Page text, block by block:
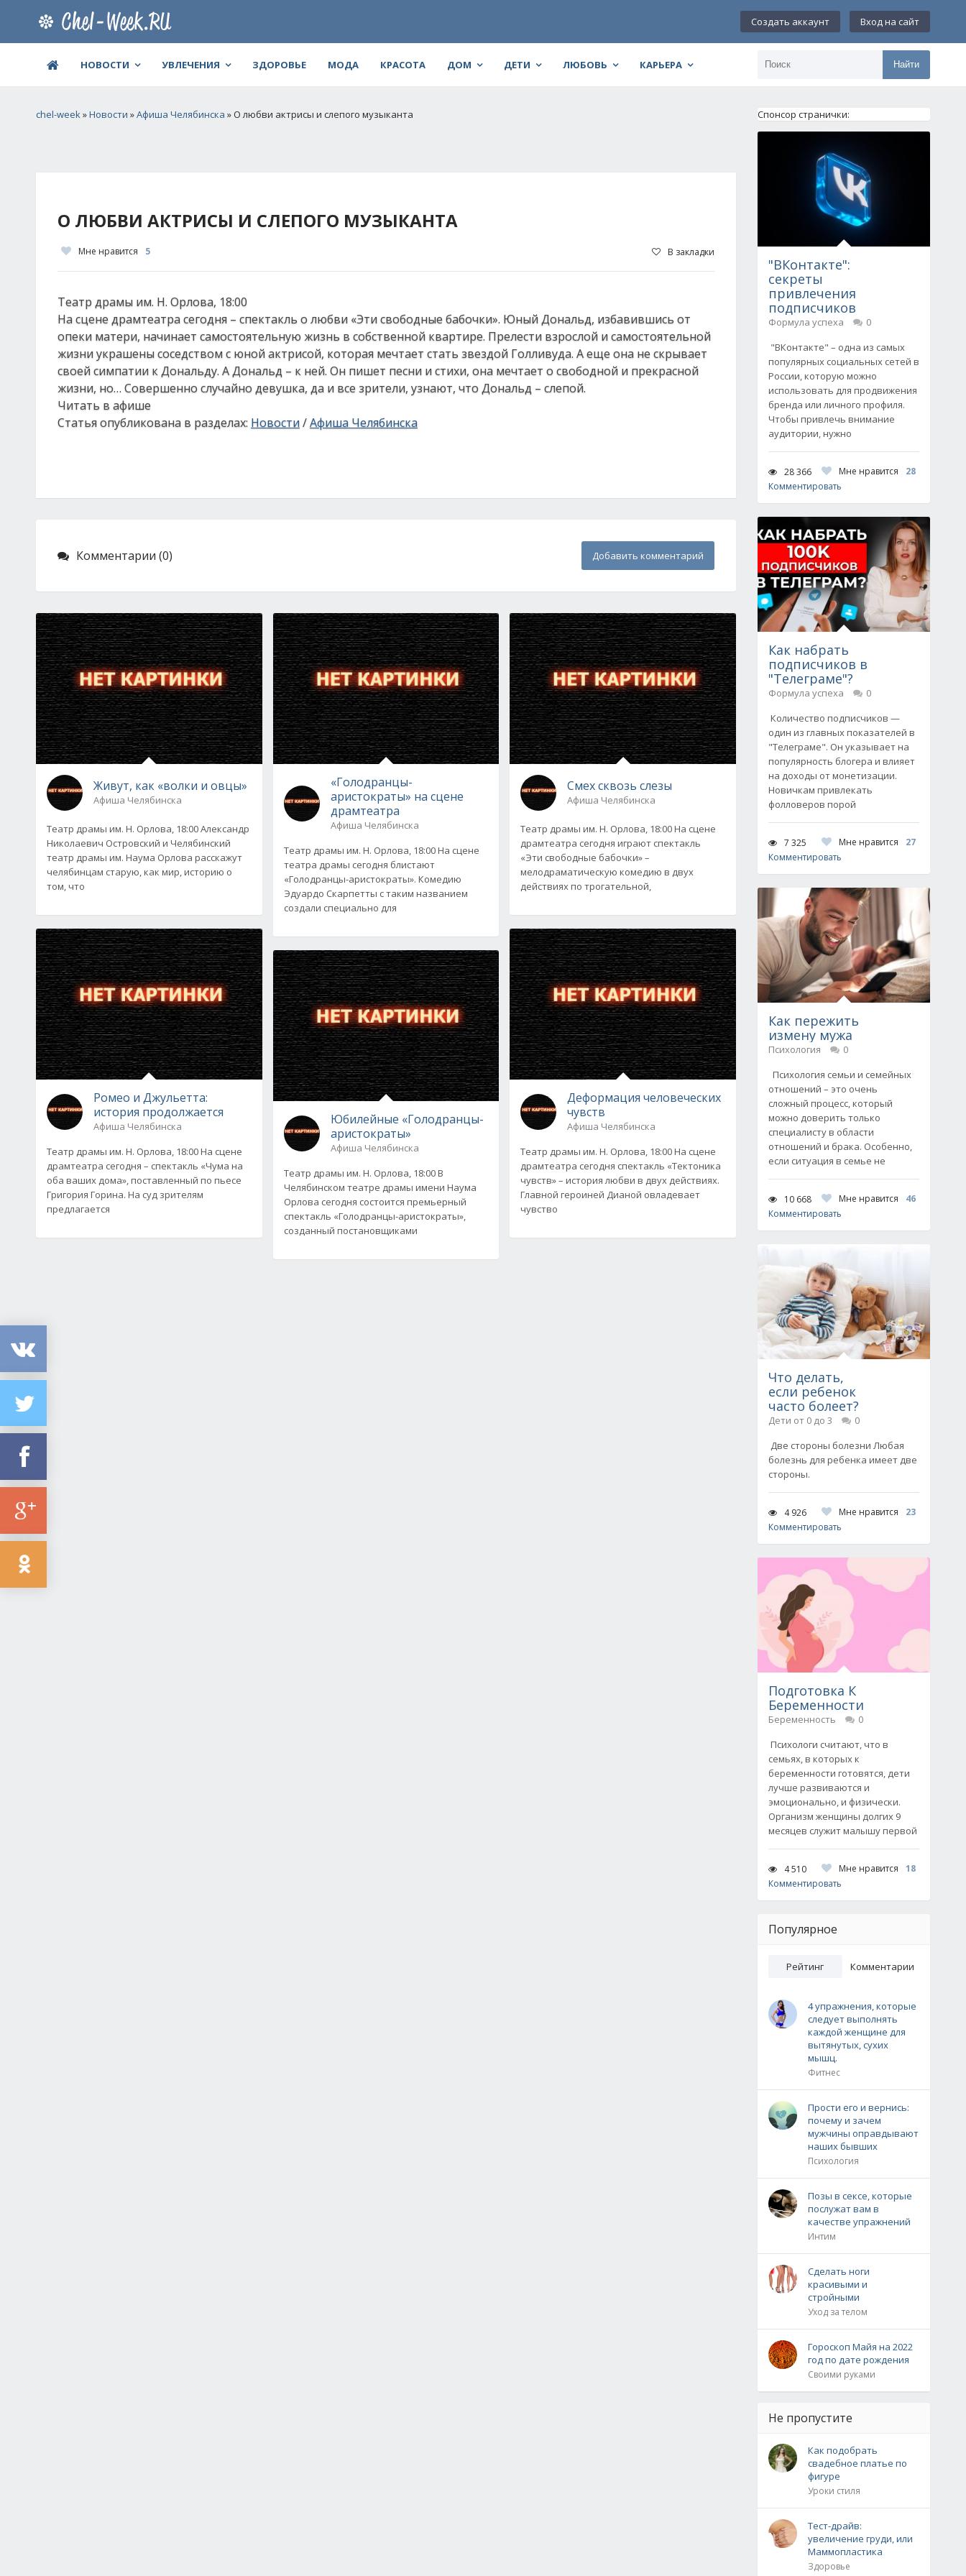
Создать аккаунт Вход на сайт
НОВОСТИ УВЛЕЧЕНИЯ ЗДОРОВЬЕ МОДА КРАСОТА ДОМ ДЕТИ ЛЮБОВЬ КАРЬЕРА Найти
chel-week»Новости »Афиша Челябинска » О любви актрисы и слепого музыканта
О ЛЮБВИ АКТРИСЫ И СЛЕПОГО МУЗЫКАНТА
Мне нравится 5 В закладки
Театр драмы им. Н. Орлова, 18:00
На сцене драмтеатра сегодня – спектакль о любви «Эти свободные бабочки». Юный Дональд, избавившись от
опеки матери, начинает самостоятельную жизнь в собственной квартире. Прелести взрослой и самостоятельной
жизни украшены соседством с юной актрисой, которая мечтает стать звездой Голливуда. А еще она не скрывает
своей симпатии к Дональду. А Дональд – к ней. Он пишет песни и стихи, она мечтает о свободной и прекрасной
жизни, но… Совершенно случайно девушка, да и все зрители, узнают, что Дональд – слепой.
Читать в афише
Статья опубликована в разделах: Новости/Афиша Челябинска
Комментарии (0) Добавить комментарий
Живут, как «волки и овцы»
Афиша Челябинска
Театр драмы им. Н. Орлова, 18:00 Александр
Николаевич Островский и Челябинский
театр драмы им. Наума Орлова расскажут
челябинцам старую, как мир, историю о
том, что
Ромео и Джульетта:
история продолжается
Афиша Челябинска
Театр драмы им. Н. Орлова, 18:00 На сцене
драмтеатра сегодня – спектакль «Чума на
оба ваших дома», поставленный по пьесе
Григория Горина. На суд зрителям
предлагается
«Голодранцы-
аристократы» на сцене
драмтеатра
Афиша Челябинска
Театр драмы им. Н. Орлова, 18:00 На сцене
театра драмы сегодня блистают
«Голодранцы-аристократы». Комедию
Эдуардо Скарпетты с таким названием
создали специально для
Юбилейные «Голодранцы-
аристократы»
Афиша Челябинска
Театр драмы им. Н. Орлова, 18:00 В
Челябинском театре драмы имени Наума
Орлова сегодня состоится премьерный
спектакль «Голодранцы-аристократы»,
созданный постановщиками
Смех сквозь слезы
Афиша Челябинска
Театр драмы им. Н. Орлова, 18:00 На сцене
драмтеатра сегодня играют спектакль
«Эти свободные бабочки» –
мелодраматическую комедию в двух
действиях по трогательной,
Деформация человеческих
чувств
Афиша Челябинска
Театр драмы им. Н. Орлова, 18:00 На сцене
драмтеатра сегодня спектакль «Тектоника
чувств» – история любви в двух действиях.
Главной героиней Дианой овладевает
чувство
Спонсор странички:
"ВКонтакте":
секреты
привлечения
подписчиков
Формула успеха
0
"ВКонтакте" – одна из самых
популярных социальных сетей в
России, которую можно
использовать для продвижения
бренда или личного профиля.
Чтобы привлечь внимание
аудитории, нужно
28 366 Мне нравится
28
Комментировать
Как набрать
подписчиков в
"Телеграме"?
Формула успеха
0
Количество подписчиков —
один из главных показателей в
"Телеграме". Он указывает на
популярность блогера и влияет
на доходы от монетизации.
Новичкам привлекать
фолловеров порой
7 325 Мне нравится
27
Комментировать
Как пережить
измену мужа
Психология
0
Психология семьи и семейных
отношений – это очень
сложный процесс, который
можно доверить только
специалисту в области
отношений и брака. Особенно,
если ситуация в семье не
10 668 Мне нравится
46
Комментировать
Что делать,
если ребенок
часто болеет?
Дети от 0 до 3
0
Две стороны болезни Любая
болезнь для ребенка имеет две
стороны.
4 926 Мне нравится
23
Комментировать
Подготовка К
Беременности
Беременность
0
Психологи считают, что в
семьях, в которых к
беременности готовятся, дети
лучше развиваются и
эмоционально, и физически.
Организм женщины долгих 9
месяцев служит малышу первой
4 510 Мне нравится
18
Комментировать
Популярное
Рейтинг Комментарии
4 упражнения, которые
следует выполнять
каждой женщине для
вытянутых, сухих
мышц.
Фитнес
Прости его и вернись:
почему и зачем
мужчины оправдывают
наших бывших
Психология
Позы в сексе, которые
послужат вам в
качестве упражнений
Интим
Сделать ноги
красивыми и
стройными
Уход за телом
Гороскоп Майя на 2022
год по дате рождения
Своими руками
Не пропустите
Как подобрать
свадебное платье по
фигуре
Уроки стиля
Тест-драйв:
увеличение груди, или
Маммопластика
Здоровье